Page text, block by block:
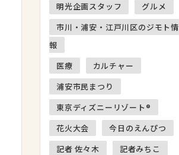
明光企画スタッフ
グルメ
市川・浦安・江戸川区のジモト情
報
医療
カルチャー
浦安市民まつり
東京ディズニーリゾート®
花火大会
今日のえんぴつ
記者 佐々木
記者みちこ